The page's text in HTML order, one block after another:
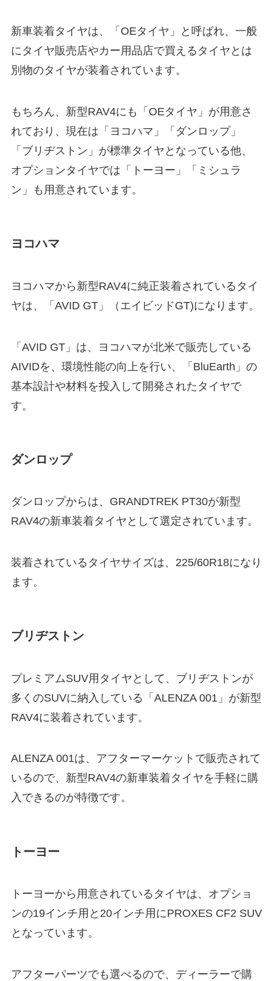
新車装着タイヤは、「OEタイヤ」と呼ばれ、一般
にタイヤ販売店やカー用品店で買えるタイヤとは
別物のタイヤが装着されています。
もちろん、新型RAV4にも「OEタイヤ」が用意さ
れており、現在は「ヨコハマ」「ダンロップ」
「ブリヂストン」が標準タイヤとなっている他、
オプションタイヤでは「トーヨー」「ミシュラ
ン」も用意されています。
ヨコハマ
ヨコハマから新型RAV4に純正装着されているタイ
ヤは、「AVID GT」（エイビッドGT)になります。
「AVID GT」は、ヨコハマが北米で販売している
AIVIDを、環境性能の向上を行い、「 BluEarth」の
基本設計や材料を投入して開発されたタイヤで
す。
ダンロップ
ダンロップからは、 GRANDTREK PT30が新型
RAV4の新車装着タイヤとして選定されています。
装着されているタイヤサイズは、225/60R18になり
ます。
ブリヂストン
プレミアムSUV用タイヤとして、ブリヂストンが
多くのSUVに納入している「 ALENZA 001」が新型
RAV4に装着されています。
ALENZA 001は、アフターマーケットで販売されて
いるので、新型RAV4の新車装着タイヤを手軽に購
入できるのが特徴です。
トーヨー
トーヨーから用意されているタイヤは、オプショ
ンの19インチ用と20インチ用にPROXES CF2 SUV
となっています。
アフターパーツでも選べるので、ディーラーで購